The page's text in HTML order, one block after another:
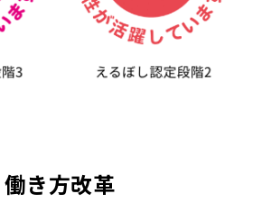
働き方改革